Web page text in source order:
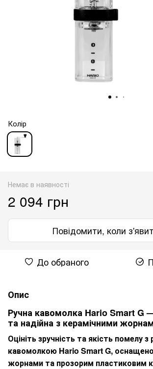
Колір
Немає в наявності
2 094 грн
Повідомити, коли
До обраного
Опис
Ручна кавомолка Hario Smart G
та надійна з керамічними
Оцініть зручність та якість помелу
кавомолкою Hario Smart G,
жорнами та прозорим пластиковим